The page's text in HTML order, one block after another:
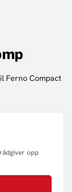
Ferno Compact
opp